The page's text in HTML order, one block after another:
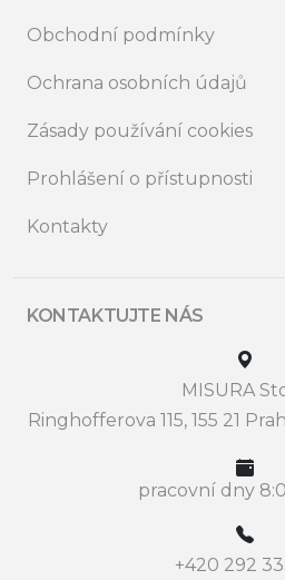
Obchodní podmínky
Ochrana osobních údajů
Zásady používání cookies
Prohlášení o přístupnosti
Kontakty
KONTAKTUJTE NÁS
MISURA
Ringhofferova 115, 155 21
pracovní dny
+420 292